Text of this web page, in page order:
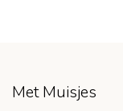
Met Muisjes